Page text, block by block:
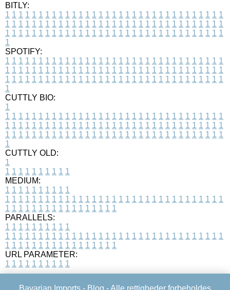
BITLY:
1 1 1 1 1 1 1 1 1 1 1 1 1 1 1 1 1 1 1 1 1 1 1 1 1 1 1 1 1 1 1 1 1
1 1 1 1 1 1 1 1 1 1 1 1 1 1 1 1 1 1 1 1 1 1 1 1 1 1 1 1 1 1 1 1 1
1 1 1 1 1 1 1 1 1 1 1 1 1 1 1 1 1 1 1 1 1 1 1 1 1 1 1 1 1 1 1 1 1
1
SPOTIFY:
1 1 1 1 1 1 1 1 1 1 1 1 1 1 1 1 1 1 1 1 1 1 1 1 1 1 1 1 1 1 1 1 1
1 1 1 1 1 1 1 1 1 1 1 1 1 1 1 1 1 1 1 1 1 1 1 1 1 1 1 1 1 1 1 1 1
1 1 1 1 1 1 1 1 1 1 1 1 1 1 1 1 1 1 1 1 1 1 1 1 1 1 1 1 1 1 1 1 1
1
CUTTLY BIO:
1
1 1 1 1 1 1 1 1 1 1 1 1 1 1 1 1 1 1 1 1 1 1 1 1 1 1 1 1 1 1 1 1 1
1 1 1 1 1 1 1 1 1 1 1 1 1 1 1 1 1 1 1 1 1 1 1 1 1 1 1 1 1 1 1 1 1
1 1 1 1 1 1 1 1 1 1 1 1 1 1 1 1 1 1 1 1 1 1 1 1 1 1 1 1 1 1 1 1 1
1
CUTTLY OLD:
1
1 1 1 1 1 1 1 1 1 1
MEDIUM:
1 1 1 1 1 1 1 1 1 1
1 1 1 1 1 1 1 1 1 1 1 1 1 1 1 1 1 1 1 1 1 1 1 1 1 1 1 1 1 1 1 1 1
1 1 1 1 1 1 1 1 1 1 1 1 1 1 1 1 1
PARALLELS:
1 1 1 1 1 1 1 1 1 1
1 1 1 1 1 1 1 1 1 1 1 1 1 1 1 1 1 1 1 1 1 1 1 1 1 1 1 1 1 1 1 1 1
1 1 1 1 1 1 1 1 1 1 1 1 1 1 1 1 1
URL PARAMETER:
1 1 1 1 1 1 1 1 1 1
Bavarian Imports - Blog - Alle rettigheder forbeholdes